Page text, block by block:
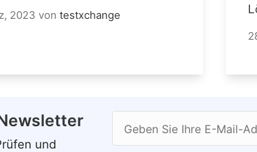
2023 von testxchange
und
Geben Sie Ihre E-Mail-